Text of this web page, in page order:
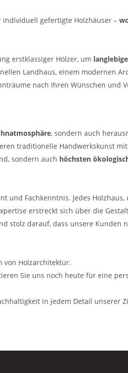
gefertigte Holzhäuser –
erstklassiger Hölzer, um
Landhaus, einem modernen
nach Ihren Wünschen und
, sondern auch
traditionelle Handwerkskunst
sondern auch höchsten
und Fachkenntnis. Jedes Holzhaus,
erstreckt sich über die
stolz darauf, dass unsere Kunden
von Holzarchitektur.
Sie uns noch heute für eine
in jedem Detail unserer